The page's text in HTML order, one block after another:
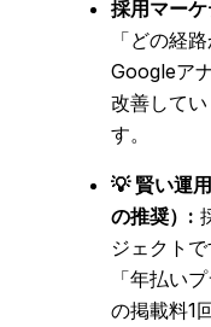
採用マー
「どの経
Googleア
改善して
す。
💡 賢い運
の推奨）:
ジェクト
「年払い
の掲載料1